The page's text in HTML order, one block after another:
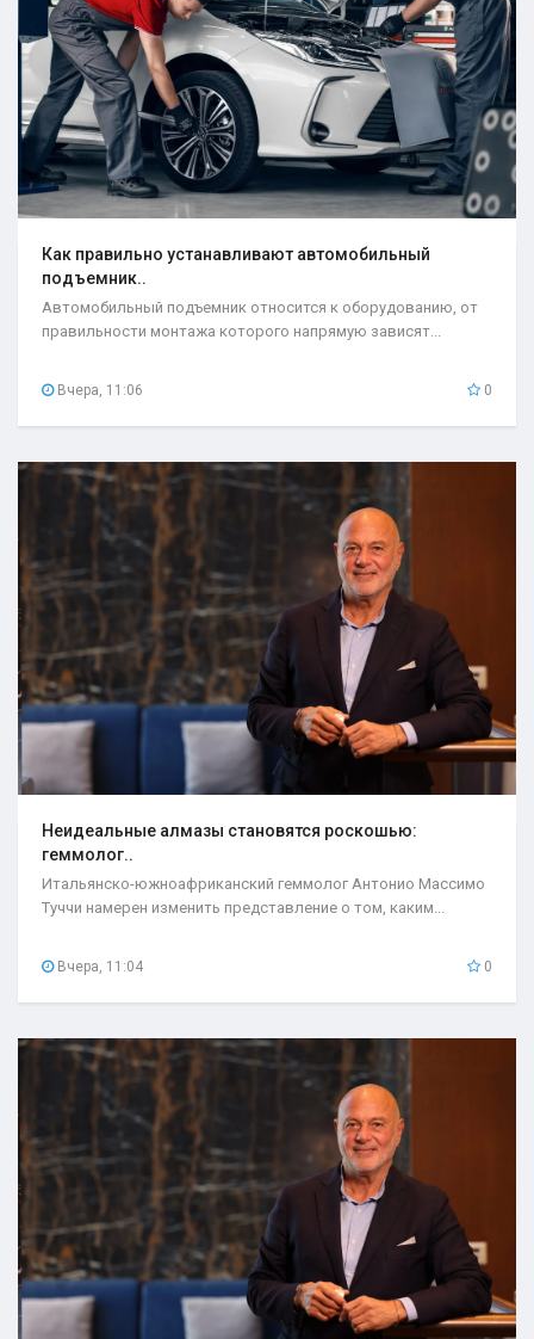
Как правильно устанавливают автомобильный
подъемник..
Автомобильный подъемник относится к оборудованию, от
правильности монтажа которого напрямую зависят...
Вчера, 11:06 0
Неидеальные алмазы становятся роскошью:
геммолог..
Итальянско-южноафриканский геммолог Антонио Массимо
Туччи намерен изменить представление о том, каким...
Вчера, 11:04 0